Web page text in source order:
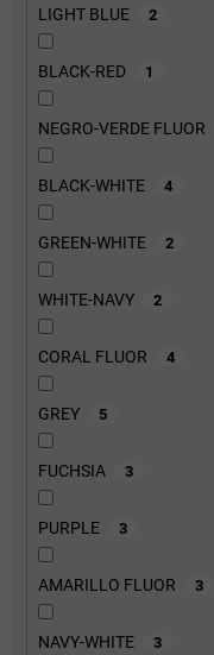
LIGHT BLUE 2
BLACK-RED 1
NEGRO-VERDE FLUOR
BLACK-WHITE 4
GREEN-WHITE 2
WHITE-NAVY 2
CORAL FLUOR 4
GREY 5
FUCHSIA 3
PURPLE 3
AMARILLO FLUOR 3
NAVY-WHITE 3